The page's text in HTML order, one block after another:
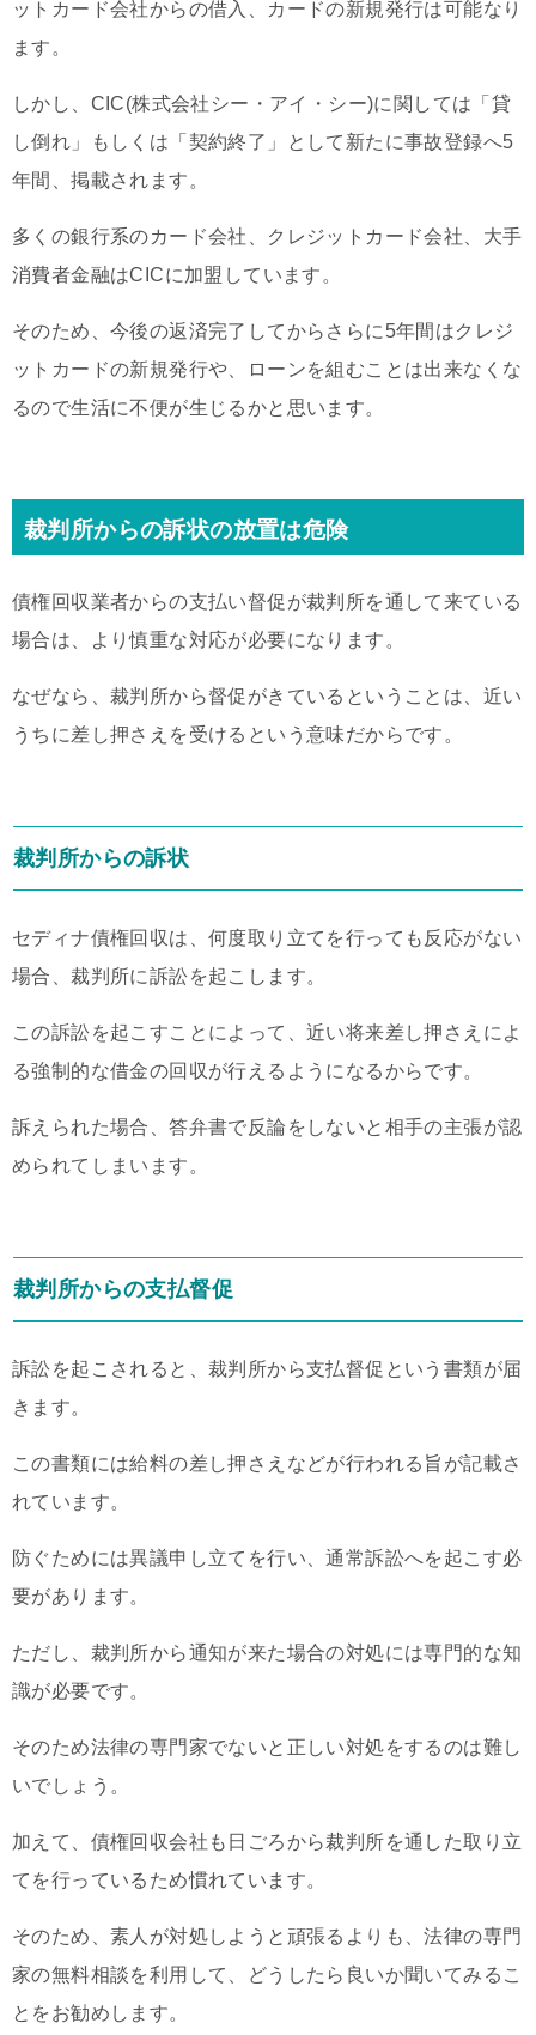
ットカード会社からの借入、カードの新規発行は可能なり
ます。
しかし、CIC(株式会社シー・アイ・シー)に関しては「貸
し倒れ」もしくは「契約終了」として新たに事故登録へ5
年間、掲載されます。
多くの銀行系のカード会社、クレジットカード会社、大手
消費者金融はCICに加盟しています。
そのため、今後の返済完了してからさらに5年間はクレジ
ットカードの新規発行や、ローンを組むことは出来なくな
るので生活に不便が生じるかと思います。
裁判所からの訴状の放置は危険
債権回収業者からの支払い督促が裁判所を通して来ている
場合は、より慎重な対応が必要になります。
なぜなら、裁判所から督促がきているということは、近い
うちに差し押さえを受けるという意味だからです。
裁判所からの訴状
セディナ債権回収は、何度取り立てを行っても反応がない
場合、裁判所に訴訟を起こします。
この訴訟を起こすことによって、近い将来差し押さえによ
る強制的な借金の回収が行えるようになるからです。
訴えられた場合、答弁書で反論をしないと相手の主張が認
められてしまいます。
裁判所からの支払督促
訴訟を起こされると、裁判所から支払督促という書類が届
きます。
この書類には給料の差し押さえなどが行われる旨が記載さ
れています。
防ぐためには異議申し立てを行い、通常訴訟へを起こす必
要があります。
ただし、裁判所から通知が来た場合の対処には専門的な知
識が必要です。
そのため法律の専門家でないと正しい対処をするのは難し
いでしょう。
加えて、債権回収会社も日ごろから裁判所を通した取り立
てを行っているため慣れています。
そのため、素人が対処しようと頑張るよりも、法律の専門
家の無料相談を利用して、どうしたら良いか聞いてみるこ
とをお勧めします。